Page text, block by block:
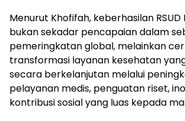
Menurut Khofifah, keberhasilan
bukan sekadar pencapaian dalam
pemeringkatan global, melainkan
transformasi layanan kesehatan
secara berkelanjutan melalui
pelayanan medis, penguatan riset,
kontribusi sosial yang luas kepada